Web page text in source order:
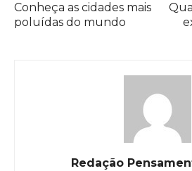
Conheça as cidades mais
poluídas do mundo
Redação